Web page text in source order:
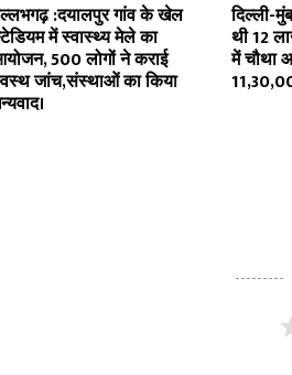
:दयालपुर गांव के खेल
में स्वास्थ्य मेले का
500 लोगों ने कराई
जांच,संस्थाओं का किया
दिल्ली-
थी 12
में चौथा